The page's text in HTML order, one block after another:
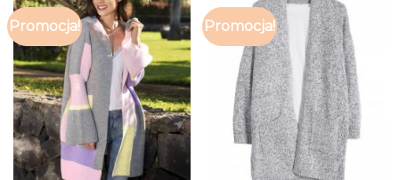
Promocja! Promocja!